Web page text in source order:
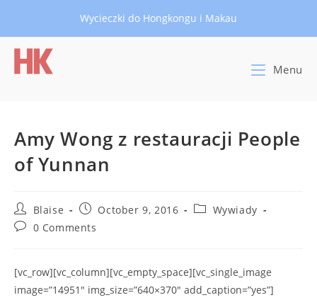
Wycieczki do Hongkongu i Makau
Menu
Amy Wong z restauracji People
of Yunnan
Post
author:
Blaise
Post
published:
October 9, 2016
PostWywiady
Post0 Comments
[vc_row][vc_column][vc_empty_space][vc_single_image
image=”14951″ img_size=”640×370″ add_caption=”yes”]